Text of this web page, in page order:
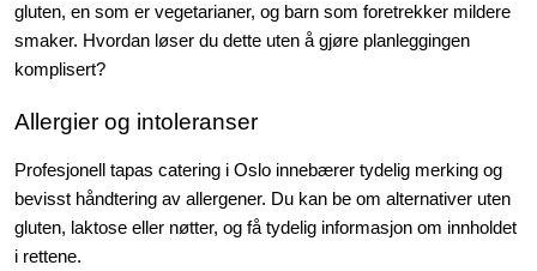
gluten, en som er vegetarianer, og barn som foretrekker mildere
smaker. Hvordan løser du dette uten å gjøre planleggingen
komplisert?
Allergier og intoleranser
Profesjonell tapas catering i Oslo innebærer tydelig merking og
bevisst håndtering av allergener. Du kan be om alternativer uten
gluten, laktose eller nøtter, og få tydelig informasjon om innholdet
i rettene.